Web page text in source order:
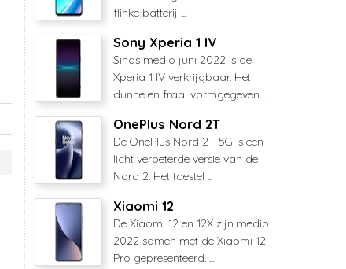
flinke batterij ...
Sony Xperia 1 IV
Sinds medio juni 2022 is de
Xperia 1 IV verkrijgbaar. Het
dunne en fraai vormgegeven ...
OnePlus Nord 2T
De OnePlus Nord 2T 5G is een
licht verbeterde versie van de
Nord 2. Het toestel ...
Xiaomi 12
De Xiaomi 12 en 12X zijn medio
2022 samen met de Xiaomi 12
Pro gepresenteerd. ...